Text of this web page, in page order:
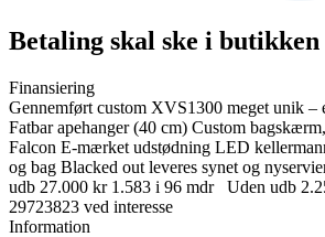
Betaling skal ske i butikken
Finansiering
Gennemført custom XVS1300 meget unik –
Fatbar apehanger (40 cm) Custom
Falcon E-mærket udstødning LED
og bag Blacked out leveres synet og
udb 27.000 kr 1.583 i 96 mdr Uden udb
29723823 ved interesse
Information